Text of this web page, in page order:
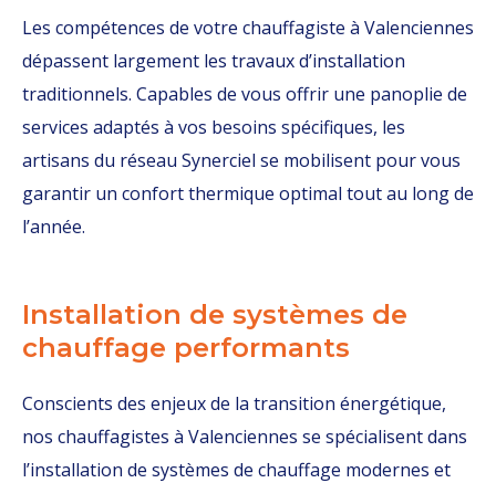
Les compétences de votre chauffagiste à Valenciennes
dépassent largement les travaux d’installation
traditionnels. Capables de vous offrir une panoplie de
services adaptés à vos besoins spécifiques, les
artisans du réseau Synerciel se mobilisent pour vous
garantir un confort thermique optimal tout au long de
l’année.
Installation de systèmes de
chauffage performants
Conscients des enjeux de la transition énergétique,
nos chauffagistes à Valenciennes se spécialisent dans
l’installation de systèmes de chauffage modernes et